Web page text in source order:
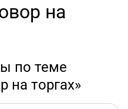
на
по теме
на торгах»